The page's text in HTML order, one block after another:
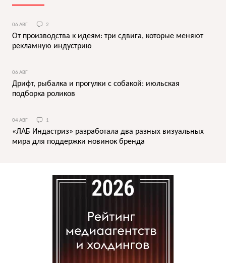
06 АВГ 2
От производства к идеям: три сдвига, которые меняют
рекламную индустрию
06 АВГ
Дрифт, рыбалка и прогулки с собакой: июльская
подборка роликов
04 АВГ 1
«ЛАБ Индастриз» разработала два разных визуальных
мира для поддержки новинок бренда